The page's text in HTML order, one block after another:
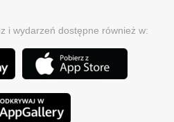
i wydarzeń dostępne również w: